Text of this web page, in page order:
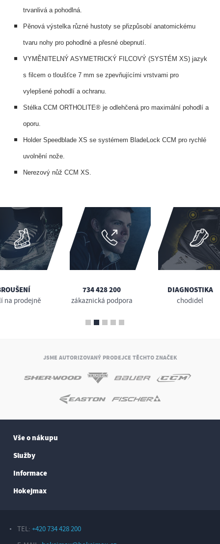
trvanlivá a pohodlná.
Pěnová výstelka různé hustoty se přizpůsobí anatomickému
tvaru nohy pro pohodlné a přesné obepnutí.
VYMĚNITELNÝ ASYMETRICKÝ FILCOVÝ (SYSTÉM XS) jazyk
s filcem o tloušťce 7 mm se zpevňujícími vrstvami pro
vylepšené pohodlí a ochranu.
Stélka CCM ORTHOLITE® je odlehčená pro maximální pohodlí a
oporu.
Holder Speedblade XS se systémem BladeLock CCM pro rychlé
uvolnění nože.
Nerezový nůž CCM XS.
na prodejně
734 428 200
zákaznická podpora
DIAGNOSTIKA
chodidel
JSME AUTORIZOVANÝ PRODEJCE TĚCHTO ZNAČEK
Vše o nákupu
Služby
Informace
Hokejmax
TEL: +420 734 428 200